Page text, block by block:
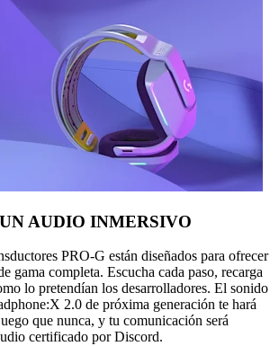
AUDIO INMERSIVO
PRO-G están diseñados para ofrecer
gama completa. Escucha cada paso, recarga
lo pretendían los desarrolladores. El sonido
2.0 de próxima generación te hará
que nunca, y tu comunicación será
certificado por Discord.